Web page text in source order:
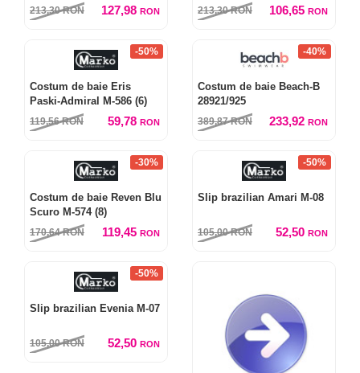
213,30RON 127,98 RON 213,30RON 106,65 RON
-50%
Costum de baie Eris
Paski-Admiral M-586 (6)
119,56RON 59,78 RON
-40%
Costum de baie Beach-B
28921/925
389,87RON 233,92 RON
-30%
Costum de baie Reven Blu
Scuro M-574 (8)
170,64RON 119,45 RON
-50%
Slip brazilian Amari M-08
105,00RON 52,50 RON
-50%
Slip brazilian Evenia M-07
105,00RON 52,50 RON